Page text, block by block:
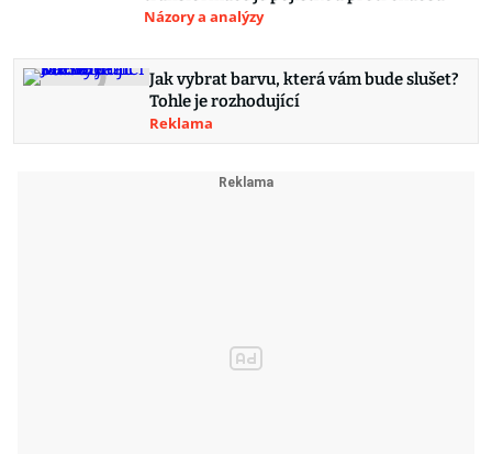
Názory a analýzy
Jak vybrat barvu, která vám bude slušet?
Tohle je rozhodující
Reklama